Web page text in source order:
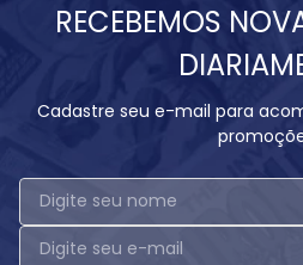
RECEBEMOS
Cadastre seu e-mail para